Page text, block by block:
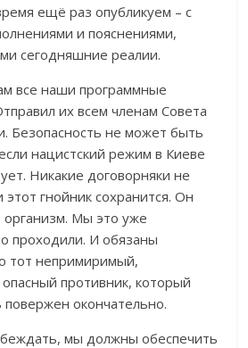
ещё раз опубликуем – с
и пояснениями,
сегодняшние реалии.
все наши программные
их всем членам Совета
Безопасность не может быть
нацистский режим в Киеве
Никакие договорняки не
этот гнойник сохранится. Он
организм. Мы это уже
проходили. И обязаны
тот непримиримый,
противник, который
окончательно.
мы должны обеспечить